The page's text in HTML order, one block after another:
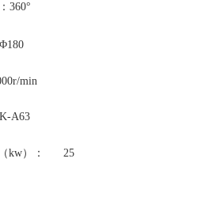
360°
min
A63
（kw）： 25